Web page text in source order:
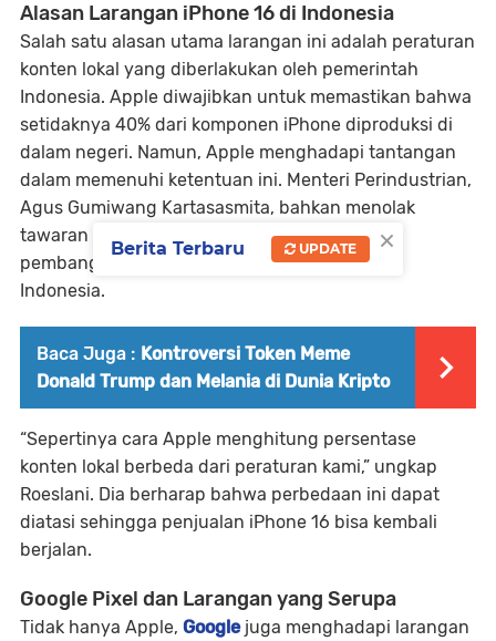
Alasan Larangan iPhone 16 di Indonesia
Salah satu alasan utama larangan ini adalah peraturan
konten lokal yang diberlakukan oleh pemerintah
Indonesia. Apple diwajibkan untuk memastikan bahwa
setidaknya 40% dari komponen iPhone diproduksi di
dalam negeri. Namun, Apple menghadapi tantangan
dalam memenuhi ketentuan ini. Menteri Perindustrian,
Agus Gumiwang Kartasasmita, bahkan menolak
tawaran investasi $1 miliar dari Apple untuk
pembangunan fasilitas manufakturAirTag
Indonesia.
Baca Juga : Kontroversi Token Meme
Donald Trump dan Melania di Dunia Kripto
“Sepertinya cara Apple menghitung persentase
konten lokal berbeda dari peraturan kami,” ungkap
Roeslani. Dia berharap bahwa perbedaan ini dapat
diatasi sehingga penjualan iPhone 16 bisa kembali
berjalan.
Google Pixel dan Larangan yang Serupa
Tidak hanya Apple, Googlejuga menghadapi larangan
×
Berita Terbaru UPDATE